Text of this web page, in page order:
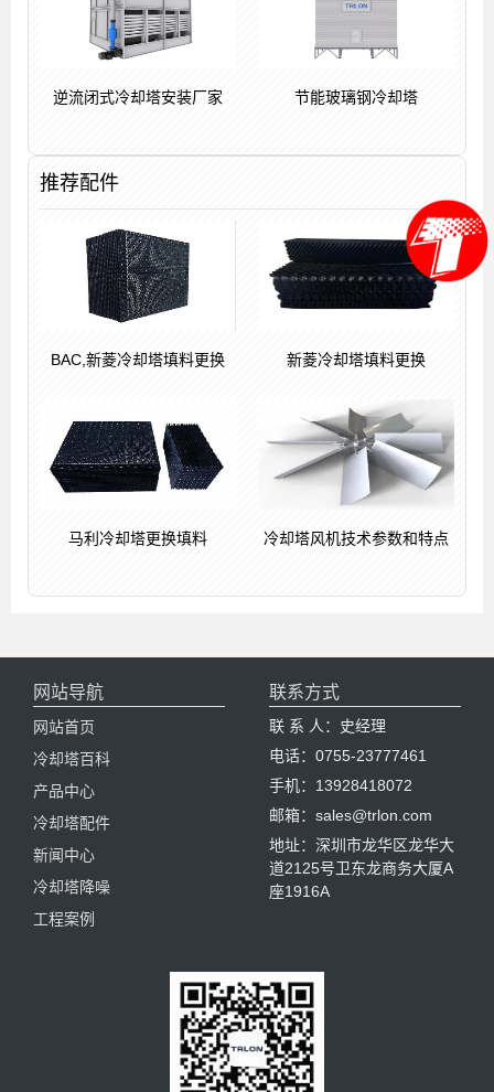
逆流闭式冷却塔安装厂家 节能玻璃钢冷却塔
推荐配件
BAC,新菱冷却塔填料更换 新菱冷却塔填料更换
马利冷却塔更换填料 冷却塔风机技术参数和特点
网站导航
网站首页
冷却塔百科
产品中心
冷却塔配件
新闻中心
冷却塔降噪
工程案例
联系方式
联 系 人：史经理
电话：0755-23777461
手机：13928418072
邮箱：sales@trlon.com
地址：深圳市龙华区龙华大
道2125号卫东龙商务大厦A
座1916A